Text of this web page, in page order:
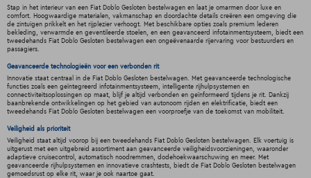
Stap in het interieur van een Fiat Doblo Gesloten bestelwagen en laat je omarmen door luxe en
comfort. Hoogwaardige materialen, vakmanschap en doordachte details creëren een omgeving die
de zintuigen prikkelt en het rijplezier verhoogt. Met beschikbare opties zoals premium lederen
bekleding, verwarmde en geventileerde stoelen, en een geavanceerd infotainmentsysteem, biedt een
tweedehands Fiat Doblo Gesloten bestelwagen een ongeëvenaarde rijervaring voor bestuurders en
passagiers.
Geavanceerde technologieën voor een verbonden rit
Innovatie staat centraal in de Fiat Doblo Gesloten bestelwagen. Met geavanceerde technologische
functies zoals een geïntegreerd infotainmentsysteem, intelligente rijhulpsystemen en
connectiviteitsoplossingen op maat, blijf je altijd verbonden en geïnformeerd tijdens je rit. Dankzij
baanbrekende ontwikkelingen op het gebied van autonoom rijden en elektrificatie, biedt een
tweedehands Fiat Doblo Gesloten bestelwagen een voorproefje van de toekomst van mobiliteit.
Veiligheid als prioriteit
Veiligheid staat altijd voorop bij een tweedehands Fiat Doblo Gesloten bestelwagen. Elk voertuig is
uitgerust met een uitgebreid assortiment aan geavanceerde veiligheidsvoorzieningen, waaronder
adaptieve cruisecontrol, automatisch noodremmen, dodehoekwaarschuwing en meer. Met
geavanceerde rijhulpsystemen en innovatieve crashtests, biedt de Fiat Doblo Gesloten bestelwagen
gemoedsrust op elke rit, waar je ook naartoe gaat.